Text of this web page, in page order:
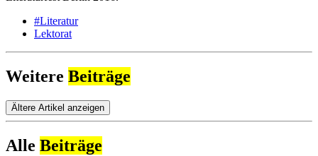
#Literatur
Lektorat
Weitere Beiträge
Ältere Artikel anzeigen
Alle Beiträge